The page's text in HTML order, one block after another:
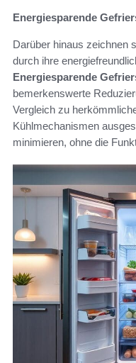
Energiesparende
Darüber hinaus zeichnen
durch ihre
Energiesparende
bemerkenswerte
Vergleich zu
Kühlmechanismen
minimieren, ohne die